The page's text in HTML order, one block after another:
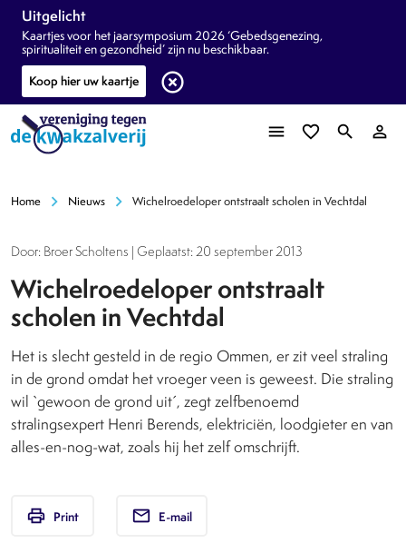
Uitgelicht
Kaartjes voor het jaarsymposium 2026 ‘Gebedsgenezing,
spiritualiteit en gezondheid’ zijn nu beschikbaar.
Koop hier uw kaartje
highlight_off
menu favorite_border search person_outline
Home chevron_right Nieuws chevron_right Wichelroedeloper ontstraalt scholen in Vechtdal
Door: Broer Scholtens | Geplaatst: 20 september 2013
Wichelroedeloper ontstraalt
scholen in Vechtdal
Het is slecht gesteld in de regio Ommen, er zit veel straling
in de grond omdat het vroeger veen is geweest. Die straling
wil `gewoon de grond uit´, zegt zelfbenoemd
stralingsexpert Henri Berends, elektriciën, loodgieter en van
alles-en-nog-wat, zoals hij het zelf omschrijft.
print Print email E-mail